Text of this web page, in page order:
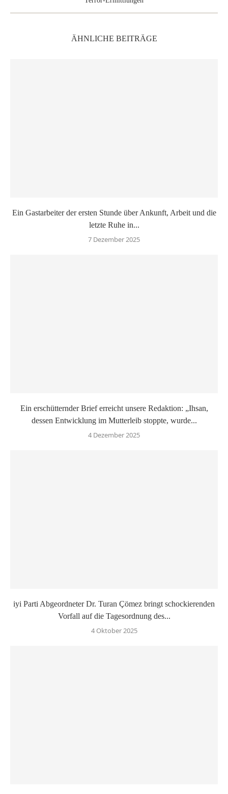
ÄHNLICHE BEITRÄGE
Ein Gastarbeiter der ersten Stunde über Ankunft, Arbeit und die
letzte Ruhe in...
7 Dezember 2025
Ein erschütternder Brief erreicht unsere Redaktion: „Ihsan,
dessen Entwicklung im Mutterleib stoppte, wurde...
4 Dezember 2025
iyi Parti Abgeordneter Dr. Turan Çömez bringt schockierenden
Vorfall auf die Tagesordnung des...
4 Oktober 2025